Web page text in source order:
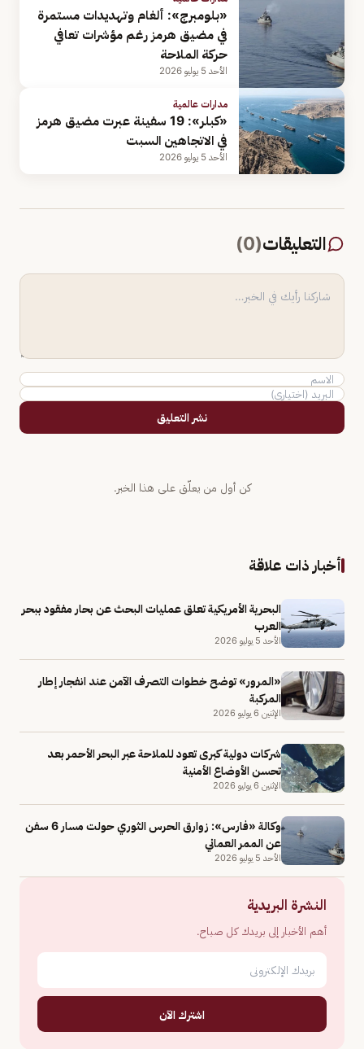
«بلومبرج»: ألغام وتهديدات مستمرة
في مضيق هرمز رغم مؤشرات تعافي
حركة الملاحة
الأحد 5 يوليو 2026
مدارات عالمية
«كبلر»: 19 سفينة عبرت مضيق هرمز
في الاتجاهين السبت
الأحد 5 يوليو 2026
التعليقات(
0
)
نشر التعليق
كن أول من يعلّق على هذا الخبر.
أخبار ذات علاقة
البحرية الأمريكية تعلق عمليات البحث عن بحار مفقود ببحر
العرب
الأحد 5 يوليو 2026
«المرور» توضح خطوات التصرف الآمن عند انفجار إطار
المركبة
الإثنين 6 يوليو 2026
شركات دولية كبرى تعود للملاحة عبر البحر الأحمر بعد
تحسن الأوضاع الأمنية
الإثنين 6 يوليو 2026
وكالة «فارس»: زوارق الحرس الثوري حولت مسار 6 سفن
عن الممر العماني
الأحد 5 يوليو 2026
النشرة البريدية
أهم الأخبار إلى بريدك كل صباح.
اشترك الآن